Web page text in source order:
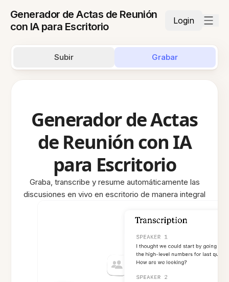
Generador de Actas de Reunión
con IA para Escritorio
Login
Subir Grabar
Generador de Actas
de Reunión con IA
para Escritorio
Graba, transcribe y resume automáticamente las
discusiones en vivo en escritorio de manera integral